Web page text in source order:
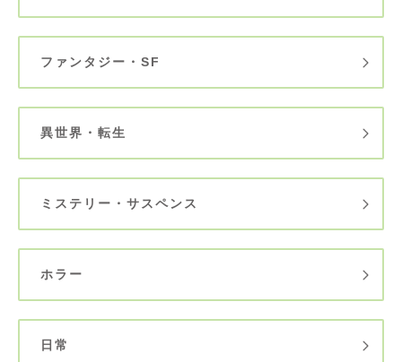
ファンタジー・SF
異世界・転生
ミステリー・サスペンス
ホラー
日常